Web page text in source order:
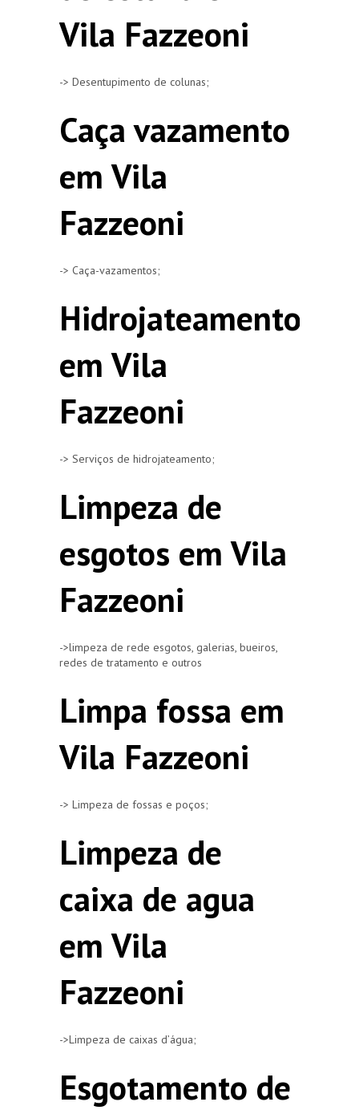
Vila Fazzeoni
-> Desentupimento de colunas;
Caça vazamento
em Vila
Fazzeoni
-> Caça-vazamentos;
Hidrojateamento
em Vila
Fazzeoni
-> Serviços de hidrojateamento;
Limpeza de
esgotos em Vila
Fazzeoni
->limpeza de rede esgotos, galerias, bueiros,
redes de tratamento e outros
Limpa fossa em
Vila Fazzeoni
-> Limpeza de fossas e poços;
Limpeza de
caixa de agua
em Vila
Fazzeoni
->Limpeza de caixas d’água;
Esgotamento de